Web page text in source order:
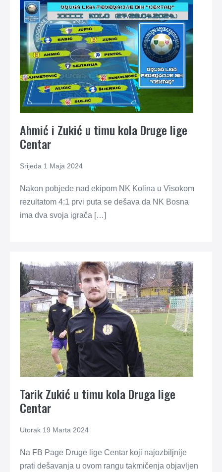
Ahmić i Zukić u timu kola Druge lige
Centar
Srijeda 1 Maja 2024
Nakon pobjede nad ekipom NK Kolina u Visokom
rezultatom 4:1 prvi puta se dešava da NK Bosna
ima dva svoja igrača […]
Tarik Zukić u timu kola Druga lige
Centar
Utorak 19 Marta 2024
Na FB Page Druge lige Centar koji najozbiljnije
prati dešavanja u ovom rangu takmičenja objavljen